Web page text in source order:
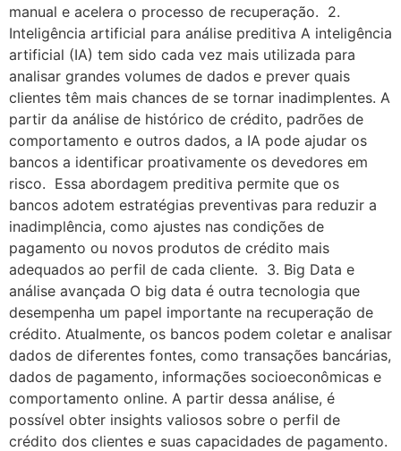
manual e acelera o processo de recuperação. 2.
Inteligência artificial para análise preditiva A inteligência
artificial (IA) tem sido cada vez mais utilizada para
analisar grandes volumes de dados e prever quais
clientes têm mais chances de se tornar inadimplentes. A
partir da análise de histórico de crédito, padrões de
comportamento e outros dados, a IA pode ajudar os
bancos a identificar proativamente os devedores em
risco. Essa abordagem preditiva permite que os
bancos adotem estratégias preventivas para reduzir a
inadimplência, como ajustes nas condições de
pagamento ou novos produtos de crédito mais
adequados ao perfil de cada cliente. 3. Big Data e
análise avançada O big data é outra tecnologia que
desempenha um papel importante na recuperação de
crédito. Atualmente, os bancos podem coletar e analisar
dados de diferentes fontes, como transações bancárias,
dados de pagamento, informações socioeconômicas e
comportamento online. A partir dessa análise, é
possível obter insights valiosos sobre o perfil de
crédito dos clientes e suas capacidades de pagamento.